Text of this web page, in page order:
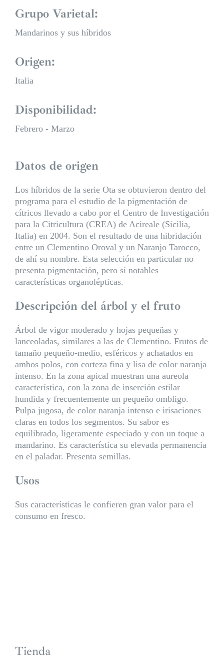
Grupo Varietal:
Mandarinos y sus híbridos
Origen:
Italia
Disponibilidad:
Febrero - Marzo
Datos de origen
Los híbridos de la serie Ota se obtuvieron dentro del
programa para el estudio de la pigmentación de
cítricos llevado a cabo por el Centro de Investigación
para la Citricultura (CREA) de Acireale (Sicilia,
Italia) en 2004. Son el resultado de una hibridación
entre un Clementino Oroval y un Naranjo Tarocco,
de ahí su nombre. Esta selección en particular no
presenta pigmentación, pero sí notables
características organolépticas.
Descripción del árbol y el fruto
Árbol de vigor moderado y hojas pequeñas y
lanceoladas, similares a las de Clementino. Frutos de
tamaño pequeño-medio, esféricos y achatados en
ambos polos, con corteza fina y lisa de color naranja
intenso. En la zona apical muestran una aureola
característica, con la zona de inserción estilar
hundida y frecuentemente un pequeño ombligo.
Pulpa jugosa, de color naranja intenso e irisaciones
claras en todos los segmentos. Su sabor es
equilibrado, ligeramente especiado y con un toque a
mandarino. Es característica su elevada permanencia
en el paladar. Presenta semillas.
Usos
Sus características le confieren gran valor para el
consumo en fresco.
Tienda